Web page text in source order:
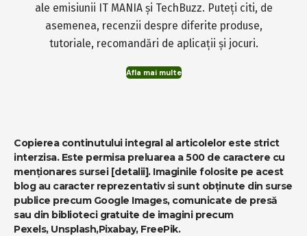
ale emisiunii IT MANIA și TechBuzz. Puteți citi, de
asemenea, recenzii despre diferite produse,
tutoriale, recomandări de aplicații și jocuri.
Afla mai multe
Copierea continutului integral al articolelor este strict
interzisa. Este permisa preluarea a 500 de caractere cu
menționares sursei [detalii]. Imaginile folosite pe acest
blog au caracter reprezentativ si sunt obținute din surse
publice precum Google Images, comunicate de presă
sau din biblioteci gratuite de imagini precum
Pexels, Unsplash,Pixabay, FreePik.